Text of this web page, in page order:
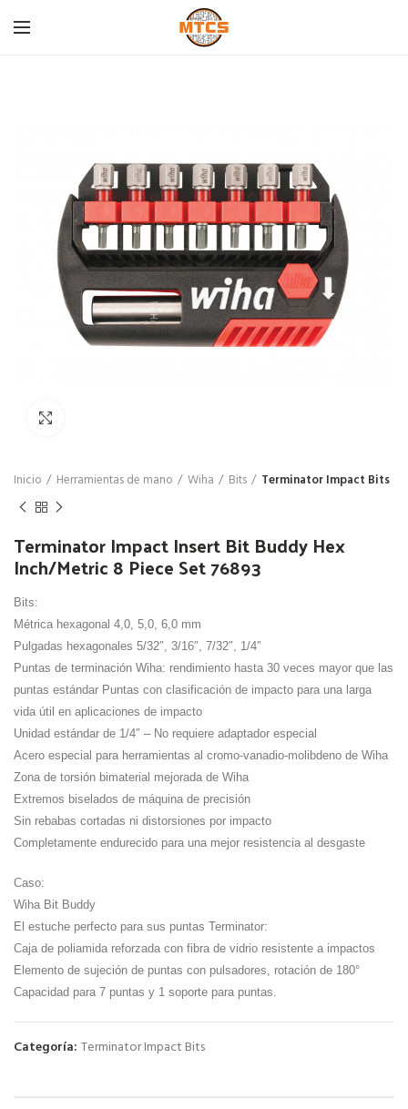
Inicio Herramientas de mano Wiha Bits Terminator Impact Bits
Terminator Impact Insert Bit Buddy Hex
Inch/Metric 8 Piece Set 76893
Bits:
Métrica hexagonal 4,0, 5,0, 6,0 mm
Pulgadas hexagonales 5/32″, 3/16″, 7/32″, 1/4″
Puntas de terminación Wiha: rendimiento hasta 30 veces mayor que las
puntas estándar Puntas con clasificación de impacto para una larga
vida útil en aplicaciones de impacto
Unidad estándar de 1/4″ – No requiere adaptador especial
Acero especial para herramientas al cromo-vanadio-molibdeno de Wiha
Zona de torsión bimaterial mejorada de Wiha
Extremos biselados de máquina de precisión
Sin rebabas cortadas ni distorsiones por impacto
Completamente endurecido para una mejor resistencia al desgaste
Caso:
Wiha Bit Buddy
El estuche perfecto para sus puntas Terminator:
Caja de poliamida reforzada con fibra de vidrio resistente a impactos
Elemento de sujeción de puntas con pulsadores, rotación de 180°
Capacidad para 7 puntas y 1 soporte para puntas.
Categoría: Terminator Impact Bits